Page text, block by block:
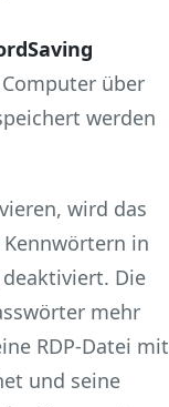
über
werden
wird das
in
Die
mehr
RDP-Datei mit
und seine